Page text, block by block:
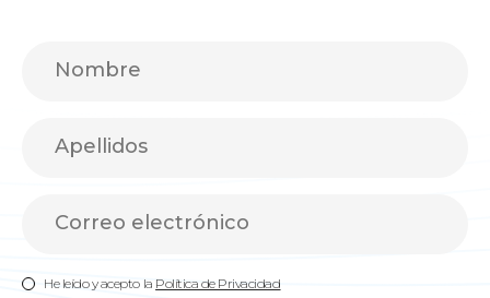
He leído y acepto la Política de Privacidad